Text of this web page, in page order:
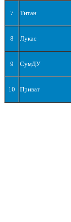
7 Титан
8 Лукас
9 СумДУ
10 Приват